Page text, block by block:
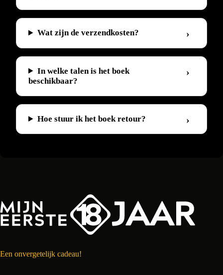
Wat zijn de verzendkosten?
In welke talen is het boek
beschikbaar?
Hoe stuur ik het boek retour?
Een onvergetelijk cadeau!